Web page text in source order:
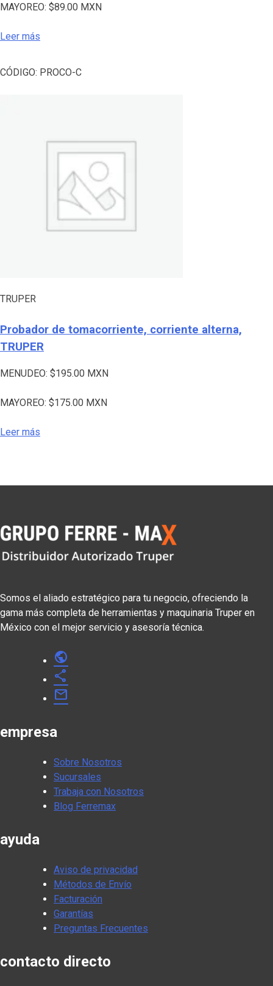
MAYOREO: $89.00 MXN
Leer más
CÓDIGO: PROCO-C
TRUPER
Probador de tomacorriente, corriente alterna,
TRUPER
MENUDEO: $195.00 MXN
MAYOREO: $175.00 MXN
Leer más
Somos el aliado estratégico para tu negocio, ofreciendo la
gama más completa de herramientas y maquinaria Truper en
México con el mejor servicio y asesoría técnica.
public
share
mail
empresa
Sobre Nosotros
Sucursales
Trabaja con Nosotros
Blog Ferremax
ayuda
Aviso de privacidad
Métodos de Envío
Facturación
Garantías
Preguntas Frecuentes
contacto directo